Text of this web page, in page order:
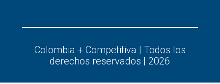
Colombia + Competitiva | Todos los
derechos reservados | 2026